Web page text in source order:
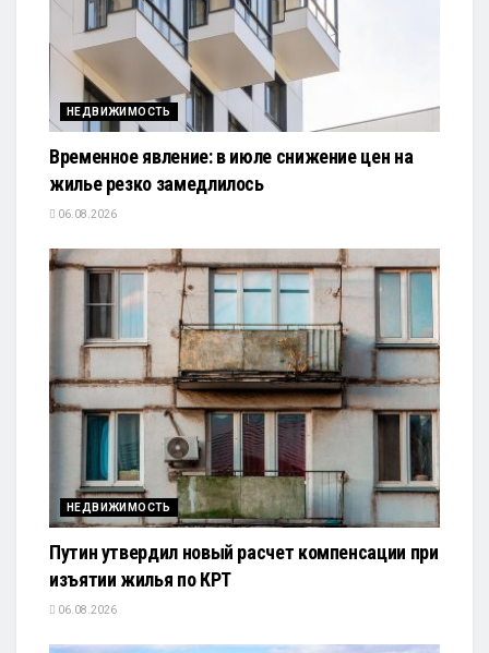
НЕДВИЖИМОСТЬ
Временное явление: в июле снижение цен на
жилье резко замедлилось
06.08.2026
НЕДВИЖИМОСТЬ
Путин утвердил новый расчет компенсации при
изъятии жилья по КРТ
06.08.2026